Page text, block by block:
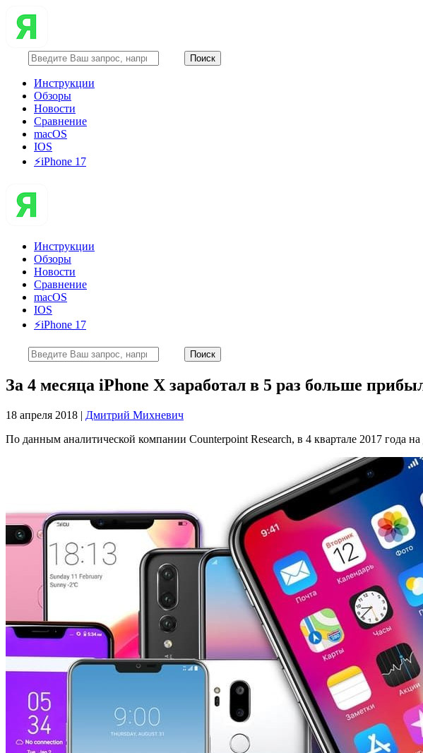
Инструкции
Обзоры
Новости
Сравнение
macOS
IOS
⚡️iPhone 17
Инструкции
Обзоры
Новости
Сравнение
macOS
IOS
⚡️iPhone 17
За 4 месяца iPhone X заработал в 5 раз больше
18 апреля 2018 | Дмитрий Михневич
По данным аналитической компании Counterpoint Research, в 4 квартале 2017 года